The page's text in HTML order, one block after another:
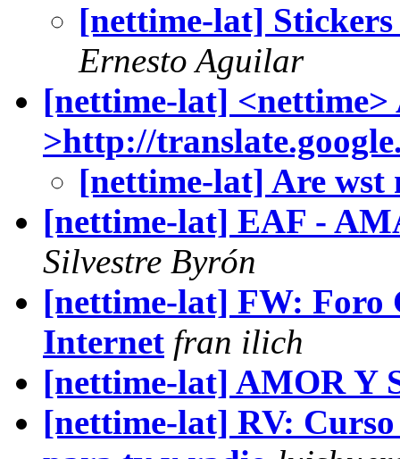
[nettime-lat]
Ernesto Aguilar
[nettime-lat]
>http://
[nettime-lat] Are wst
[nettime-lat] EAF -
Silvestre Byrón
[nettime-lat] FW: Foro
Internet fran ilich
[nettime-lat] AMOR Y
[nettime-lat] RV: